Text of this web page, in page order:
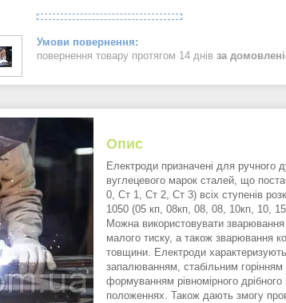
повернення товару протягом 14 днів за
Опис
Електроди призначені для ручного
вуглецевого марок сталей, що
0, Ст 1, Ст 2, Ст 3) всіх ступенів
1050 (05 кп, 08кп, 08, 08, 10кп, 10,
Можна використовувати зварювання
малого тиску, а також зварювання
товщини. Електроди
запалюванням, стабільним
формуванням рівномірного
положеннях. Також дають змогу